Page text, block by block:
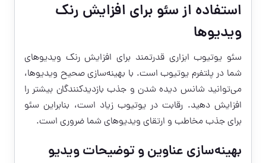
استفاده از سئو برای افزایش رنک
ویدیوها
سئو یوتیوب ابزاری قدرتمند برای افزایش رنک ویدیوهای
شما در پلتفرم یوتیوب است. با بهینه‌سازی صحیح ویدیوها،
می‌توانید شانس دیده شدن و جذب بازدیدکنندگان بیشتر را
افزایش دهید. رقابت در یوتیوب زیاد است، بنابراین سئو
برای جذب مخاطب و ارتقای ویدیوهای شما ضروری است.
بهینه‌سازی عناوین و توضیحات ویدیو